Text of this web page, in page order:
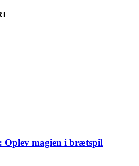
Oplev magien i brætspil